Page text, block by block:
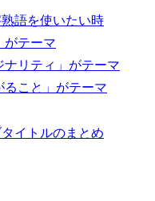
語を使いたい時
がテーマ
ナリティ」がテーマ
ること」がテーマ
イトルのまとめ